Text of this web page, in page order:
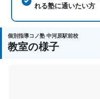
れる塾に通いたい方
個別指導コノ塾 中河原駅前校
教室の様子